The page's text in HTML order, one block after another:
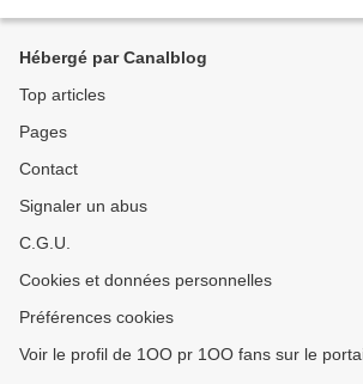
Hébergé par Canalblog
Top articles
Pages
Contact
Signaler un abus
C.G.U.
Cookies et données personnelles
Préférences cookies
Voir le profil de 1OO pr 1OO fans sur le